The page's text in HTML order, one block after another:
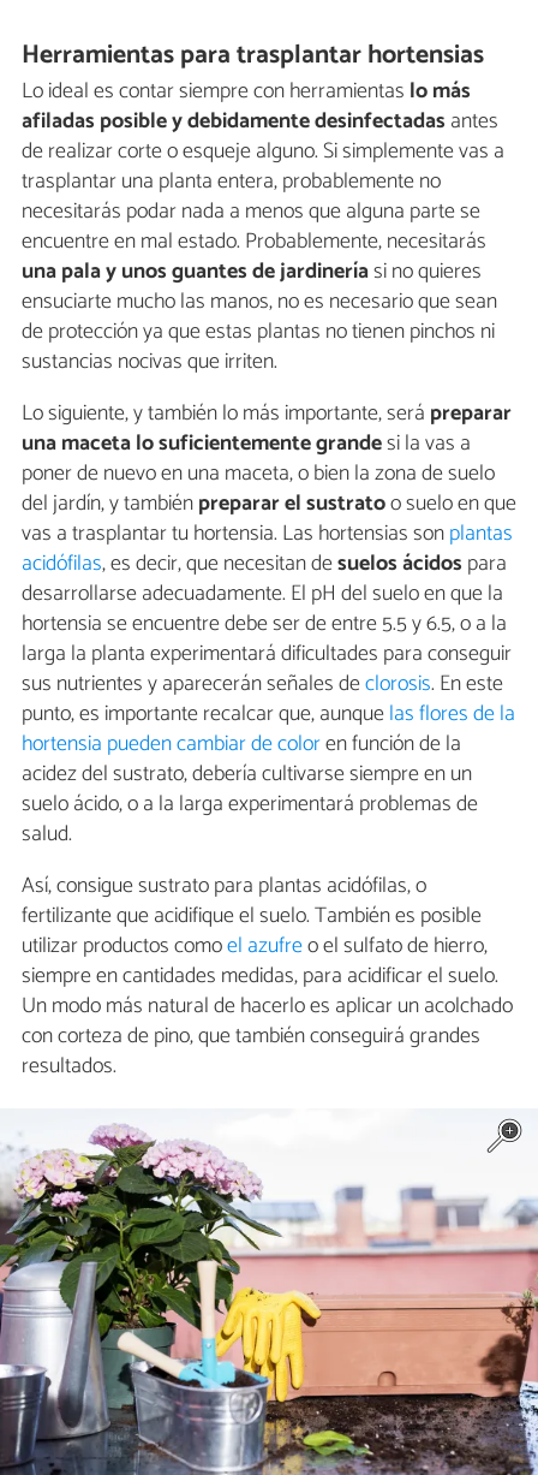
Herramientas para trasplantar hortensias
Lo ideal es contar siempre con herramientas lo más
afiladas posible y debidamente desinfectadas antes
de realizar corte o esqueje alguno. Si simplemente vas a
trasplantar una planta entera, probablemente no
necesitarás podar nada a menos que alguna parte se
encuentre en mal estado. Probablemente, necesitarás
una pala y unos guantes de jardineríasi no quieres
ensuciarte mucho las manos, no es necesario que sean
de protección ya que estas plantas no tienen pinchos ni
sustancias nocivas que irriten.
Lo siguiente, y también lo más importante, será preparar
una maceta lo suficientemente grandesi la vas a
poner de nuevo en una maceta, o bien la zona de suelo
del jardín, y tambiénpreparar el sustratoo suelo en que
vas a trasplantar tu hortensia. Las hortensias sonplantas
acidófilas, es decir, que necesitan desuelos ácidos para
desarrollarse adecuadamente. El pH del suelo en que la
hortensia se encuentre debe ser de entre 5.5 y 6.5, o a la
larga la planta experimentará dificultades para conseguir
sus nutrientes y aparecerán señales declorosis. En este
punto, es importante recalcar que, aunquelas flores de la
hortensia pueden cambiar de coloren función de la
acidez del sustrato, debería cultivarse siempre en un
suelo ácido, o a la larga experimentará problemas de
salud.
Así, consigue sustrato para plantas acidófilas, o
fertilizante que acidifique el suelo. También es posible
utilizar productos comoel azufreo el sulfato de hierro,
siempre en cantidades medidas, para acidificar el suelo.
Un modo más natural de hacerlo es aplicar un acolchado
con corteza de pino, que también conseguirá grandes
resultados.